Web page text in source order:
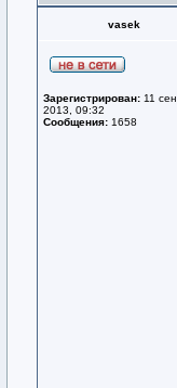
vasek
Зарегистрирован: 11 сен
2013, 09:32
Сообщения: 1658